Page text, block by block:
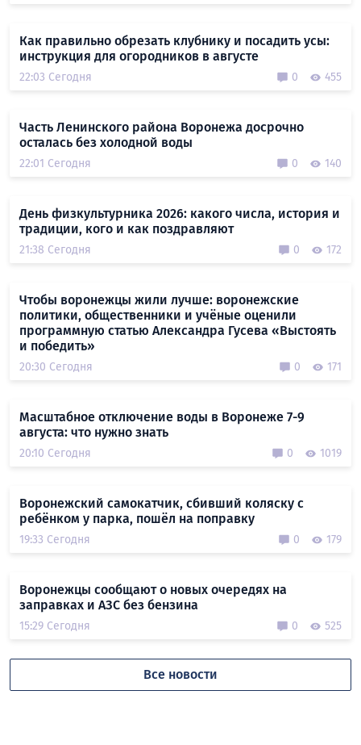
Как правильно обрезать клубнику и посадить усы:
инструкция для огородников в августе
22:03 Сегодня 0 455
Часть Ленинского района Воронежа досрочно
осталась без холодной воды
22:01 Сегодня 0 140
День физкультурника 2026: какого числа, история и
традиции, кого и как поздравляют
21:38 Сегодня 0 172
Чтобы воронежцы жили лучше: воронежские
политики, общественники и учёные оценили
программную статью Александра Гусева «Выстоять
и победить»
20:30 Сегодня 0 171
Масштабное отключение воды в Воронеже 7-9
августа: что нужно знать
20:10 Сегодня 0 1019
Воронежский самокатчик, сбивший коляску с
ребёнком у парка, пошёл на поправку
19:33 Сегодня 0 179
Воронежцы сообщают о новых очередях на
заправках и АЗС без бензина
15:29 Сегодня 0 525
Все новости